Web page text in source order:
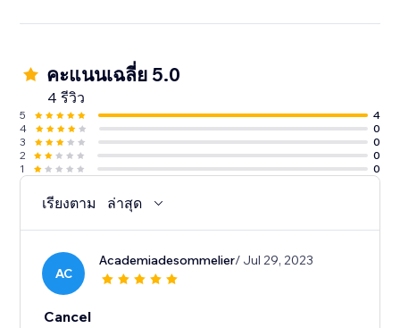
คะแนนเฉลี่ย 5.0
4 รีวิว
5
4
4
0
3
0
2
0
1
0
เรียงตาม ล่าสุด
AC
Academiadesommelier/ Jul 29, 2023
Cancel